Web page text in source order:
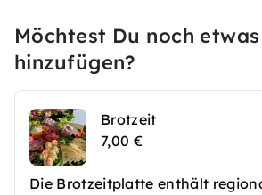
Möchtest Du noch etwas
hinzufügen?
Brotzeit
7,00 €
Die Brotzeitplatte enthält